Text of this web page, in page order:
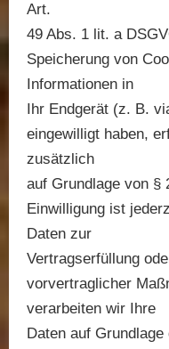
Art.
49 Abs. 1 lit. a
Speicherung von
Informationen in
Ihr Endgerät (z. B.
eingewilligt haben,
zusätzlich
auf Grundlage von §
Einwilligung ist
Daten zur
Vertragserfüllung
vorvertraglicher
verarbeiten wir Ihre
Daten auf